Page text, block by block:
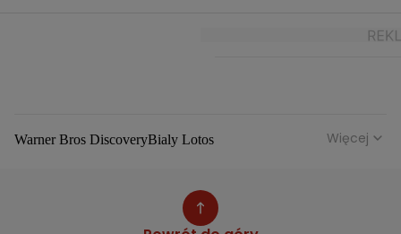
Warner Bros DiscoveryBialy Lotos
Agnieszka Bobek
Jezdzic Obserwowac
Więcej